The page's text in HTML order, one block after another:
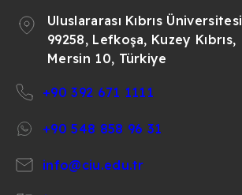
Uluslararası Kıbrıs Üniversitesi
99258, Lefkoşa, Kuzey Kıbrıs,
Mersin 10, Türkiye
+90 392 671 1111
+90 548 858 96 31
info@ciu.edu.tr